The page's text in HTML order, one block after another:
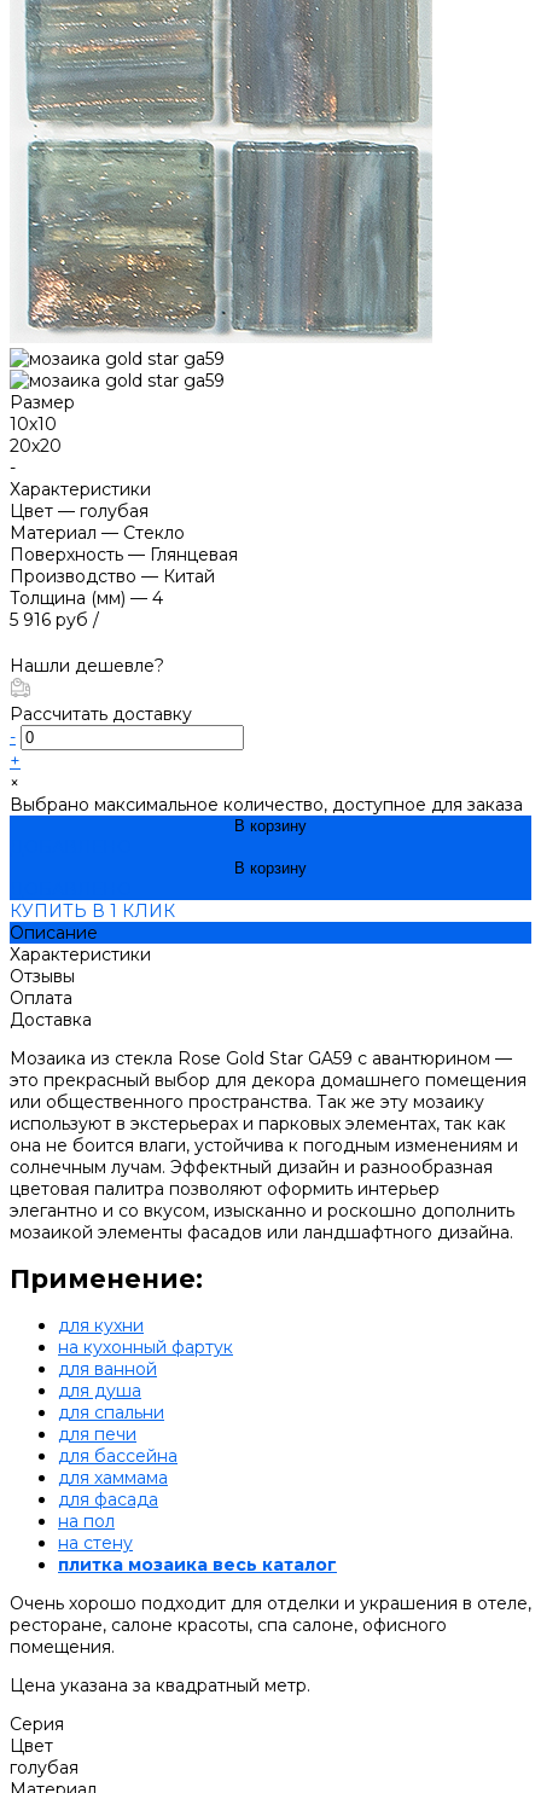
Размер
10х10
20х20
-
Характеристики
Цвет — голубая
Материал — Стекло
Поверхность — Глянцевая
Производство — Китай
Толщина (мм) — 4
5 916 руб /
Нашли дешевле?
Рассчитать доставку
-
+
×
Выбрано максимальное количество, доступное для заказа
В корзину
В корзину
КУПИТЬ В 1 КЛИК
Описание
Характеристики
Отзывы
Оплата
Доставка
Мозаика из стекла Rose Gold Star GA59 с авантюрином —
это прекрасный выбор для декора домашнего помещения
или общественного пространства. Так же эту мозаику
используют в экстерьерах и парковых элементах, так как
она не боится влаги, устойчива к погодным изменениям и
солнечным лучам. Эффектный дизайн и разнообразная
цветовая палитра позволяют оформить интерьер
элегантно и со вкусом, изысканно и роскошно дополнить
мозаикой элементы фасадов или ландшафтного дизайна.
Применение:
для кухни
на кухонный фартук
для ванной
для душа
для спальни
для печи
для бассейна
для хаммама
для фасада
на пол
на стену
плитка мозаика весь каталог
Очень хорошо подходит для отделки и украшения в отеле,
ресторане, салоне красоты, спа салоне, офисного
помещения.
Цена указана за квадратный метр.
Серия
Цвет
голубая